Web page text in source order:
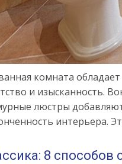
комната
и изысканность.
люстры
интерьера.
8 способов